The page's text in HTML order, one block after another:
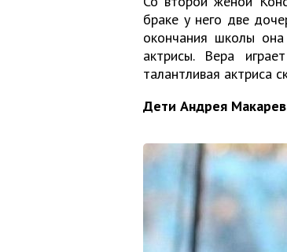
браке у него две
окончания школы
актрисы. Вера
талантливая актриса
Дети Андрея